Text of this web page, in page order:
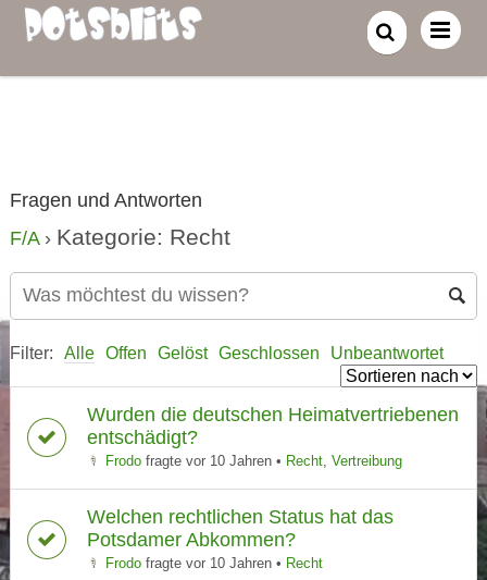
Fragen und Antworten
F/A› Kategorie: Recht
Filter: Alle Offen Gelöst Geschlossen Unbeantwortet
Wurden die deutschen Heimatvertriebenen
entschädigt?
Frodofragte vor 10 Jahren• Recht, Vertreibung
Welchen rechtlichen Status hat das
Potsdamer Abkommen?
Frodofragte vor 10 Jahren• Recht